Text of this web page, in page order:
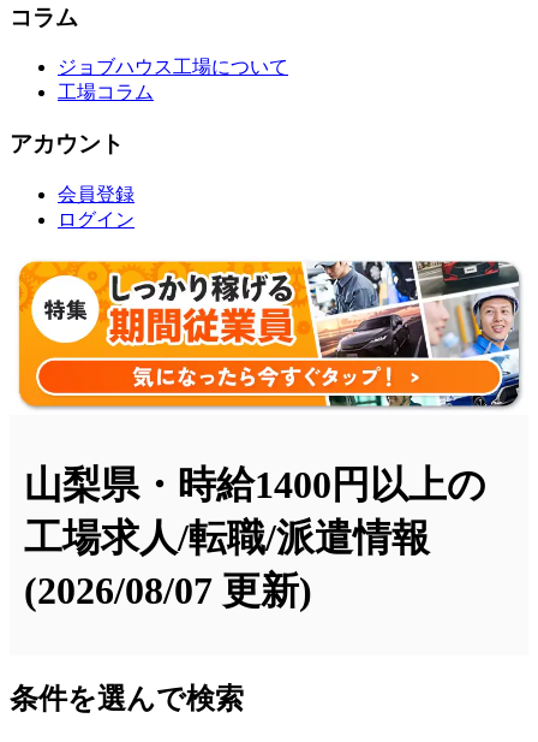
コラム
ジョブハウス工場について
工場コラム
アカウント
会員登録
ログイン
山梨県・時給1400円以上の
工場求人/転職/派遣情報
(2026/08/07 更新)
条件を選んで検索